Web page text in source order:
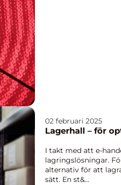
02 februari 2025
Lagerhall – för
I takt med att e-
lagringslösningar.
alternativ för att
sätt. En st&...